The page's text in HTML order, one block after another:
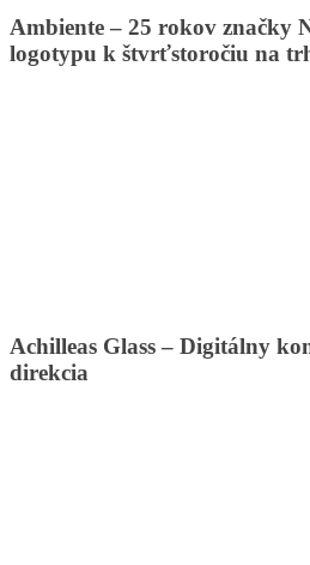
Ambiente – 25 rokov značky
logotypu k štvrťstoročiu na
Achilleas Glass – Digitálny
direkcia